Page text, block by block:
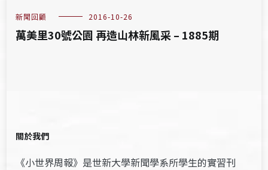
新聞回顧 2016-10-26
萬美里30號公園 再造山林新風采 – 1885期
關於我們
《小世界周報》是世新大學新聞學系所學生的實習刊